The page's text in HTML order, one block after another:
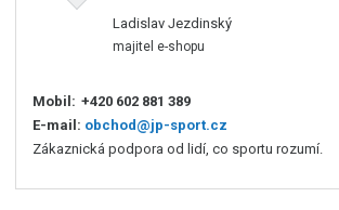
Ladislav Jezdinský
majitel e-shopu
Mobil: +420 602 881 389
E-mail: obchod@jp-sport.cz
Zákaznická podpora od lidí, co sportu rozumí.